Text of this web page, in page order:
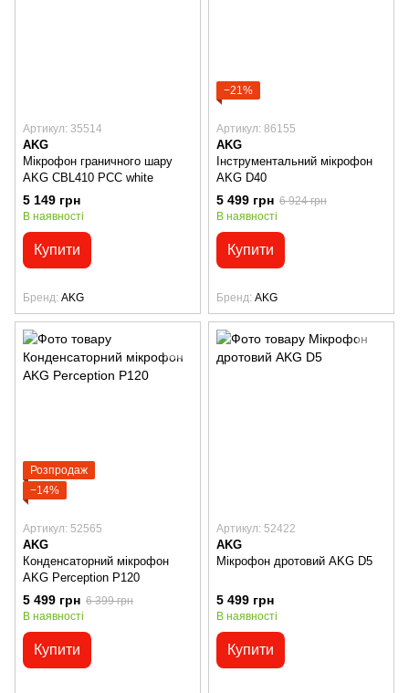
Артикул: 35514
AKG
Мікрофон граничного шару
AKG CBL410 PCC white
5 149 грн
В наявності
Купити
Бренд AKG
−21%
Артикул: 86155
AKG
Інструментальний мікрофон
AKG D40
5 499 грн 6 924 грн
В наявності
Купити
Бренд AKG
Розпродаж
−14%
Артикул: 52565
AKG
Конденсаторний мікрофон
AKG Perception P120
5 499 грн 6 399 грн
В наявності
Купити
Артикул: 52422
AKG
Мікрофон дротовий AKG D5
5 499 грн
В наявності
Купити